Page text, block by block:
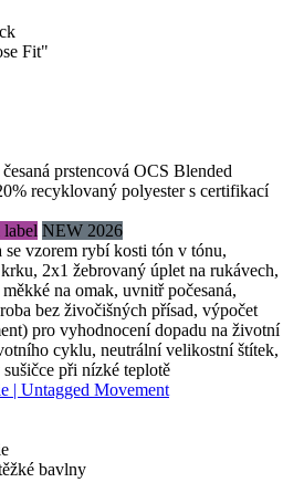
Fit"
prstencová OCS Blended
recyklovaný polyester s certifikací
label NEW 2026
vzorem rybí kosti tón v tónu,
2x1 žebrovaný úplet na rukávech,
na omak, uvnitř počesaná,
bez živočišných přísad, výpočet
pro vyhodnocení dopadu na životní
cyklu, neutrální velikostní štítek,
při nízké teplotě
| Untagged Movement
bavlny